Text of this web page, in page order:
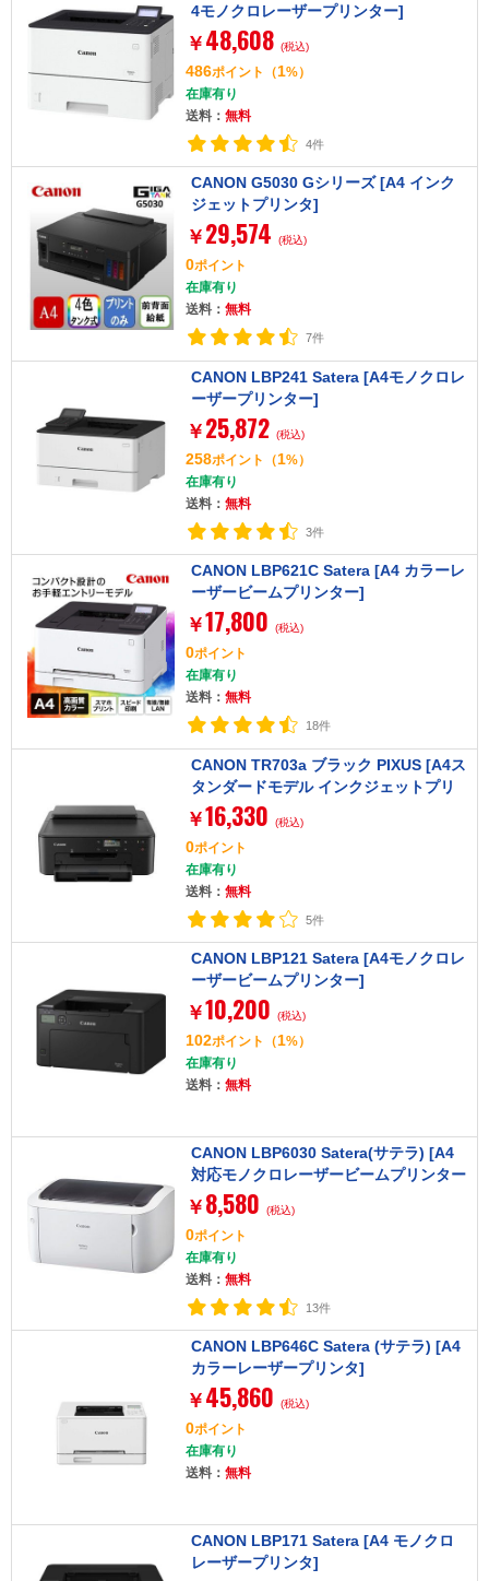
4モノクロレーザープリンター]
￥ 48,608 (税込)
486ポイント （1%）
在庫有り
送料： 無料
4件
CANON G5030 Gシリーズ [A4 インク
ジェットプリンタ]
￥ 29,574 (税込)
0ポイント
在庫有り
送料： 無料
7件
CANON LBP241 Satera [A4モノクロレ
ーザープリンター]
￥ 25,872 (税込)
258ポイント （1%）
在庫有り
送料： 無料
3件
CANON LBP621C Satera [A4 カラーレ
ーザービームプリンター]
￥17,800 (税込)
0ポイント
在庫有り
送料： 無料
18件
CANON TR703a ブラック PIXUS [A4ス
タンダードモデル インクジェットプリ
ンター]
￥16,330 (税込)
0ポイント
在庫有り
送料： 無料
5件
CANON LBP121 Satera [A4モノクロレ
ーザービームプリンター]
￥10,200 (税込)
102ポイント （1%）
在庫有り
送料： 無料
CANON LBP6030 Satera(サテラ) [A4
対応モノクロレーザービームプリンター
(2400dpi・USB2.0)]
￥ 8,580 (税込)
0ポイント
在庫有り
送料： 無料
13件
CANON LBP646C Satera (サテラ) [A4
カラーレーザープリンタ]
￥ 45,860 (税込)
0ポイント
在庫有り
送料： 無料
CANON LBP171 Satera [A4 モノクロ
レーザープリンタ]